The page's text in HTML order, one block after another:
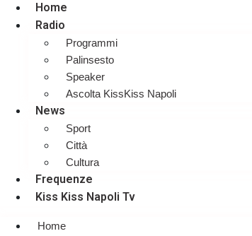
Home
Radio
Programmi
Palinsesto
Speaker
Ascolta KissKiss Napoli
News
Sport
Città
Cultura
Frequenze
Kiss Kiss Napoli Tv
Home